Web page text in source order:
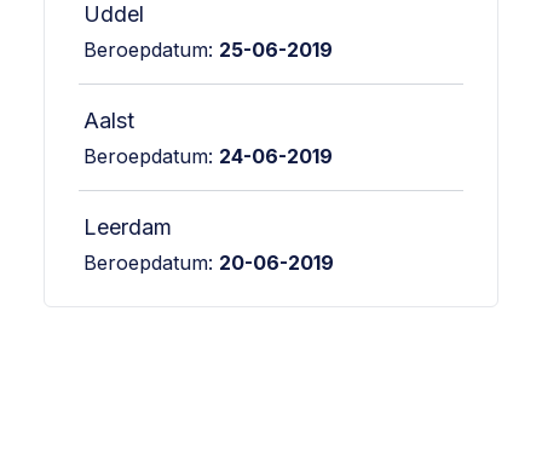
Uddel
Beroepdatum: 25-06-2019
Aalst
Beroepdatum: 24-06-2019
Leerdam
Beroepdatum: 20-06-2019